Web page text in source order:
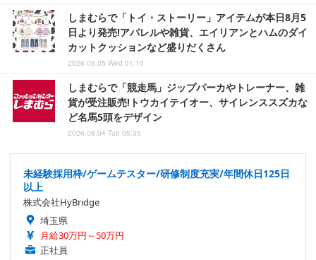
しまむらで「トイ・ストーリー」アイテムが本日8月5
日より発売!アパレルや雑貨、エイリアンとハムのダイ
カットクッションなど盛りだくさん
2026.08.05 Wed 01:10
しまむらで「競走馬」ジップパーカやトレーナー、雑
貨が受注販売!トウカイテイオー、サイレンススズカな
ど名馬5頭をデザイン
2026.08.04 Tue 05:35
未経験採用枠/ゲームテスター/研修制度充実/年間休日125日
以上
株式会社HyBridge
埼玉県
月給30万円～50万円
正社員